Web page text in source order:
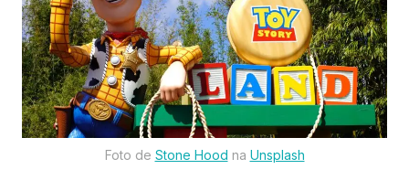
Foto de Stone Hood na Unsplash